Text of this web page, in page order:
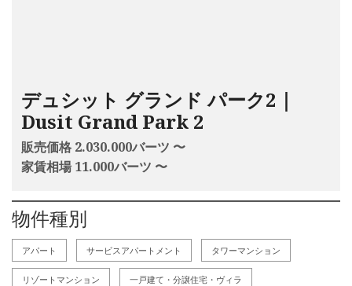
デュシット グランド パーク2｜
Dusit Grand Park 2
販売価格 2.030.000バーツ 〜
家賃相場 11.000バーツ 〜
物件種別
アパート サービスアパートメント タワーマンション
リゾートマンション 一戸建て・分譲住宅・ヴィラ